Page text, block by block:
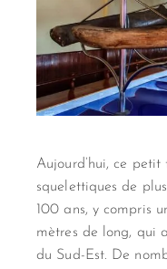
Aujourd’hui, ce
squelettiques de
100 ans, y compris
mètres de long, qui
du Sud-Est. De